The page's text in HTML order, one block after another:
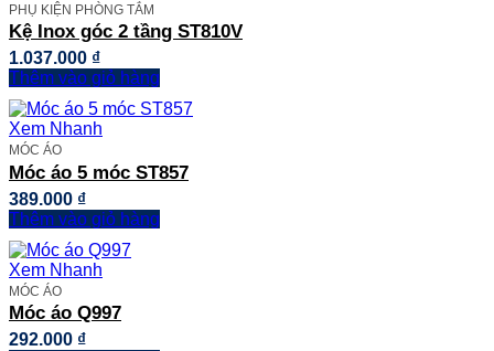
PHỤ KIỆN PHÒNG TẮM
Kệ Inox góc 2 tầng ST810V
1.037.000 ₫
Thêm vào giỏ hàng
Xem Nhanh
MÓC ÁO
Móc áo 5 móc ST857
389.000 ₫
Thêm vào giỏ hàng
Xem Nhanh
MÓC ÁO
Móc áo Q997
292.000 ₫